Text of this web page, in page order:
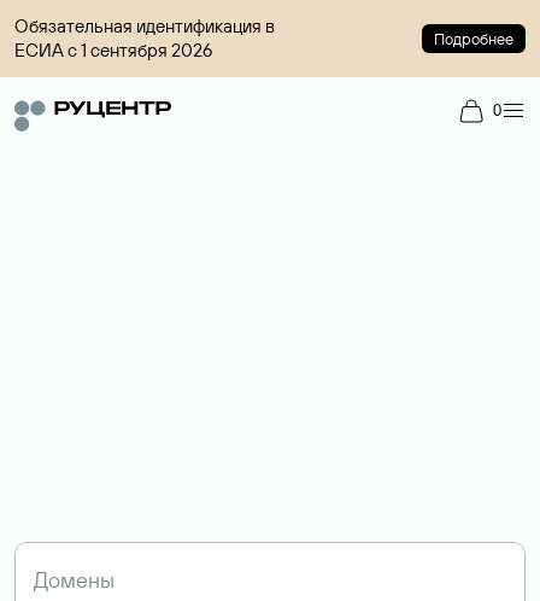
Обязательная идентификация в
ЕСИА с 1 сентября 2026
Подробнее
0